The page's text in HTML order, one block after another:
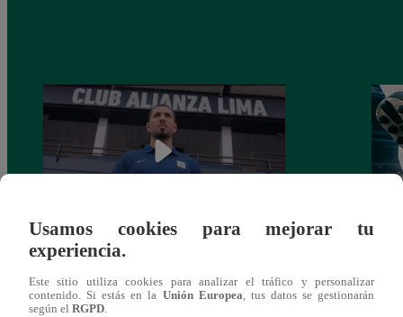
Alianza Lima: así anunció a Sergio Peña
como nuevo fichaje para el Torneo
Clausura 2025
Usamos cookies para mejorar tu
experiencia.
Este sitio utiliza cookies para analizar el tráfico y personalizar
contenido. Si estás en la Unión Europea, tus datos se gestionarán
según el RGPD.